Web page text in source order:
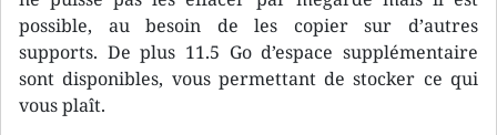
possible, au besoin de les copier sur d’autres
supports. De plus 11.5 Go d’espace supplémentaire
sont disponibles, vous permettant de stocker ce qui
vous plaît.